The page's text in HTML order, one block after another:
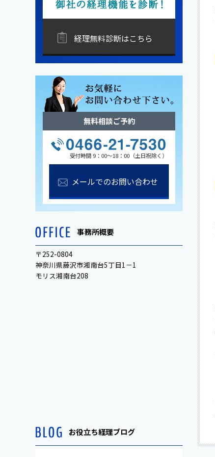
経理無料診断はこちら
無料相談ご予約
受付時間 9：00～18：00（土日祝除く）
メールでのお問い合わせ
事務所概要
〒252-0804
神奈川県藤沢市湘南台5丁目1－1
モリス湘南台208
お役立ち経理ブログ